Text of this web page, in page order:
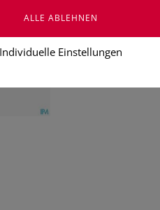
Individuelle Einstellungen